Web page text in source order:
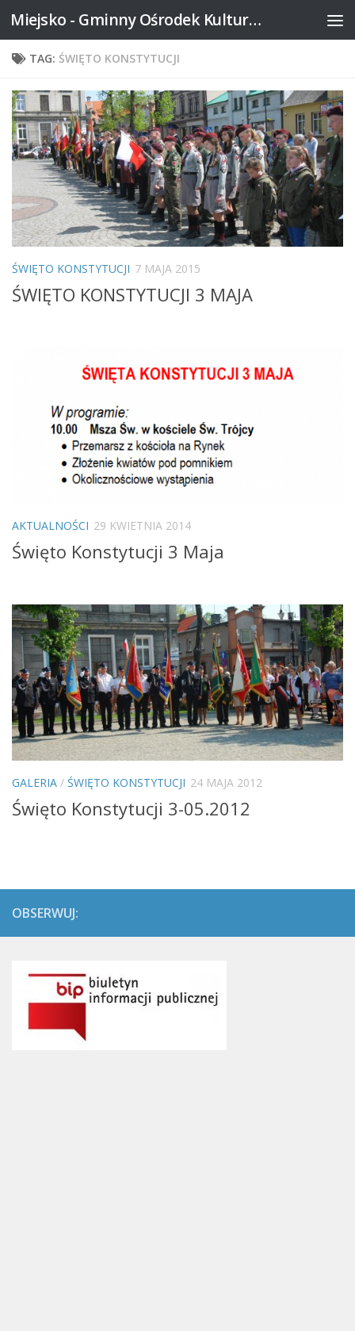
Skip to content Miejsko - Gminny Ośrodek Kultury w Mikstacie
TAG: ŚWIĘTO KONSTYTUCJI
ŚWIĘTO KONSTYTUCJI 7 MAJA 2015
ŚWIĘTO KONSTYTUCJI 3 MAJA
AKTUALNOŚCI 29 KWIETNIA 2014
Święto Konstytucji 3 Maja
GALERIA / ŚWIĘTO KONSTYTUCJI 24 MAJA 2012
Święto Konstytucji 3-05.2012
OBSERWUJ: